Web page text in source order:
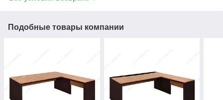
Подобные товары компании